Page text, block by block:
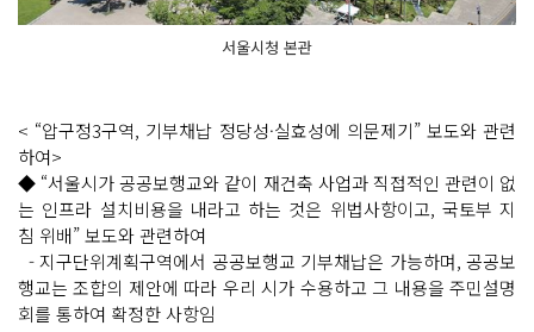
서울시청 본관
< “압구정3구역, 기부채납 정당성·실효성에 의문제기” 보도와 관련
하여>
◆ “서울시가 공공보행교와 같이 재건축 사업과 직접적인 관련이 없
는 인프라 설치비용을 내라고 하는 것은 위법사항이고, 국토부 지
침 위배” 보도와 관련하여
- 지구단위계획구역에서 공공보행교 기부채납은 가능하며, 공공보
행교는 조합의 제안에 따라 우리 시가 수용하고 그 내용을 주민설명
회를 통하여 확정한 사항임